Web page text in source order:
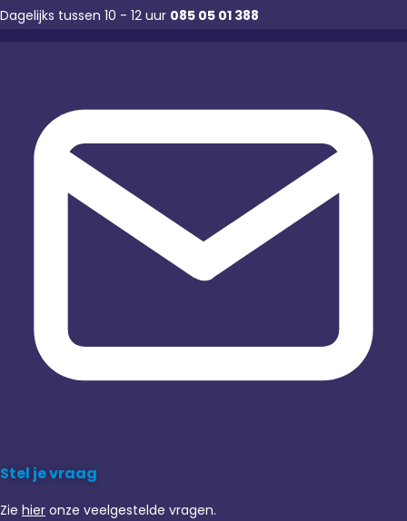
Dagelijks tussen 10 - 12 uur 085 05 01 388
Stel je vraag
Zie hier onze veelgestelde vragen.